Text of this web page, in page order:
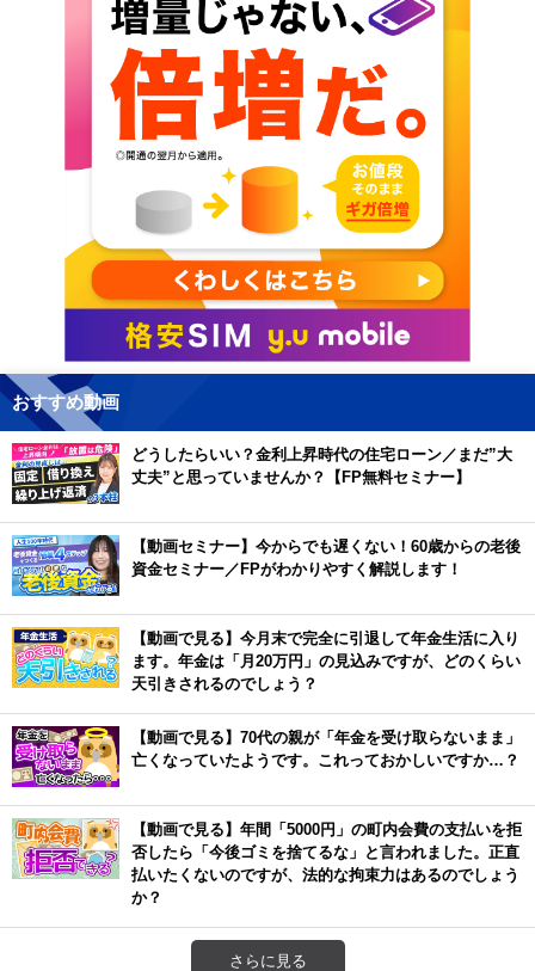
おすすめ動画
どうしたらいい？金利上昇時代の住宅ローン／まだ”大
丈夫”と思っていませんか？【FP無料セミナー】
【動画セミナー】今からでも遅くない！60歳からの老後
資金セミナー／FPがわかりやすく解説します！
【動画で見る】今月末で完全に引退して年金生活に入り
ます。年金は「月20万円」の見込みですが、どのくらい
天引きされるのでしょう？
【動画で見る】70代の親が「年金を受け取らないまま」
亡くなっていたようです。これっておかしいですか…？
【動画で見る】年間「5000円」の町内会費の支払いを拒
否したら「今後ゴミを捨てるな」と言われました。正直
払いたくないのですが、法的な拘束力はあるのでしょう
か？
さらに見る